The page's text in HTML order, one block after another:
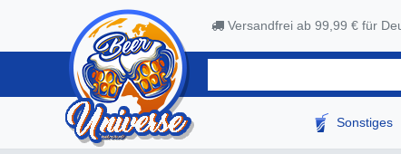
Versandfrei ab 99,99 € für
Sonstiges